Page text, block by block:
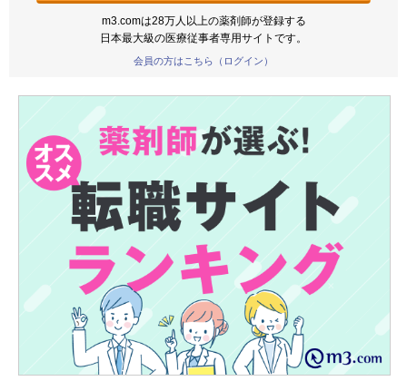
m3.comは28万人以上の薬剤師が登録する
日本最大級の医療従事者専用サイトです。
会員の方はこちら（ログイン）